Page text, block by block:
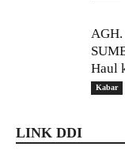
Haul
Kabar
LINK DDI